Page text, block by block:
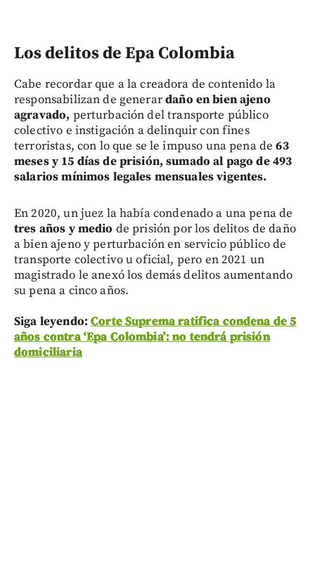
Los delitos de Epa Colombia
Cabe recordar que a la creadora de contenido la
responsabilizan de generardaño en bien ajeno
agravado, perturbación del transporte público
colectivo e instigación a delinquir con fines
terroristas, con lo que se le impuso una pena de 63
meses y 15 días de prisión, sumado al pago de 493
salarios mínimos legales mensuales vigentes.
En 2020, un juez la había condenado a una pena de
tres años y medio de prisión por los delitos de daño
a bien ajeno y perturbación en servicio público de
transporte colectivo u oficial, pero en 2021 un
magistrado le anexó los demás delitos aumentando
su pena a cinco años.
Siga leyendo:Corte Suprema ratifica condena de 5
años contra ‘Epa Colombia’: no tendrá prisión
domiciliaria